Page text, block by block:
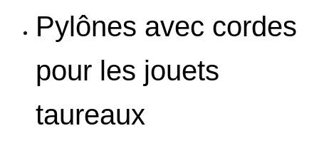
Pylônes avec cordes
pour les jouets
taureaux